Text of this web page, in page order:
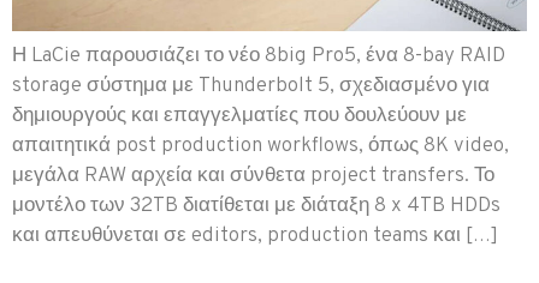
Η LaCie παρουσιάζει το νέο 8big Pro5, ένα 8-bay RAID
storage σύστημα με Thunderbolt 5, σχεδιασμένο για
δημιουργούς και επαγγελματίες που δουλεύουν με
απαιτητικά post production workflows, όπως 8K video,
μεγάλα RAW αρχεία και σύνθετα project transfers. Το
μοντέλο των 32TB διατίθεται με διάταξη 8 x 4TB HDDs
και απευθύνεται σε editors, production teams και […]